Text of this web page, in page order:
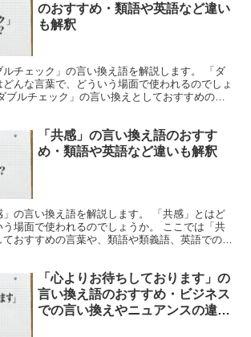
のおすすめ・類語や英語など違い
も解釈
チェック」の言い換え語を解説します。 「ダ
んな言葉で、どういう場面で使われるのでしょ
ブルチェック」の言い換えとしておすすめの言
「共感」の言い換え語のおすす
め・類語や英語など違いも解釈
の言い換え語を解説します。 「共感」とはど
場面で使われるのでしょうか。 ここでは「共
おすすめの言葉や、類語や類義語、英語での言
「心よりお待ちしております」の
言い換え語のおすすめ・ビジネス
での言い換えやニュアンスの違い